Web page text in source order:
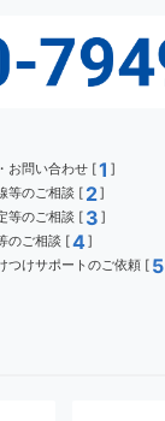
お問い合わせ [1 ]
等のご相談 [ 2]
等のご相談 [ 3 ]
のご相談 [4]
つけサポートのご依頼 [ 5